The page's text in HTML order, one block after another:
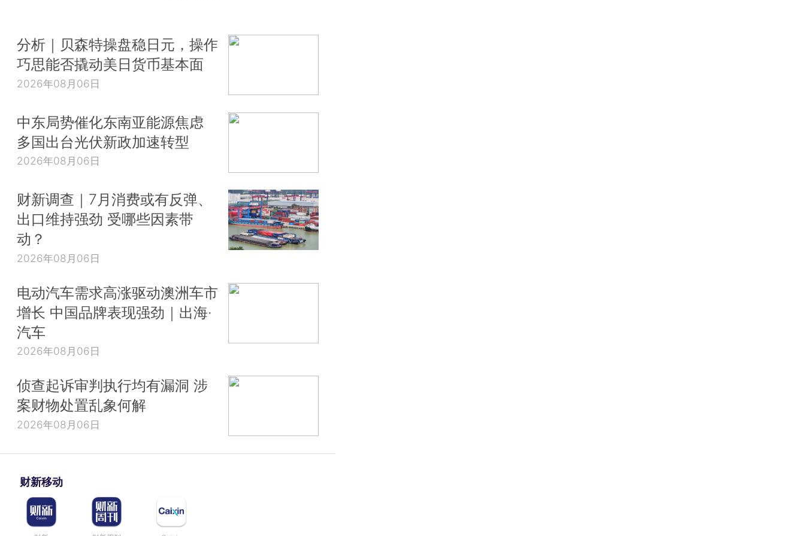
分析｜贝森特操盘稳日元，操作
巧思能否撬动美日货币基本面
2026年08月06日
中东局势催化东南亚能源焦虑
多国出台光伏新政加速转型
2026年08月06日
财新调查｜7月消费或有反弹、
出口维持强劲 受哪些因素带
动？
2026年08月06日
电动汽车需求高涨驱动澳洲车市
增长 中国品牌表现强劲｜出海·
汽车
2026年08月06日
侦查起诉审判执行均有漏洞 涉
案财物处置乱象何解
2026年08月06日
财新移动